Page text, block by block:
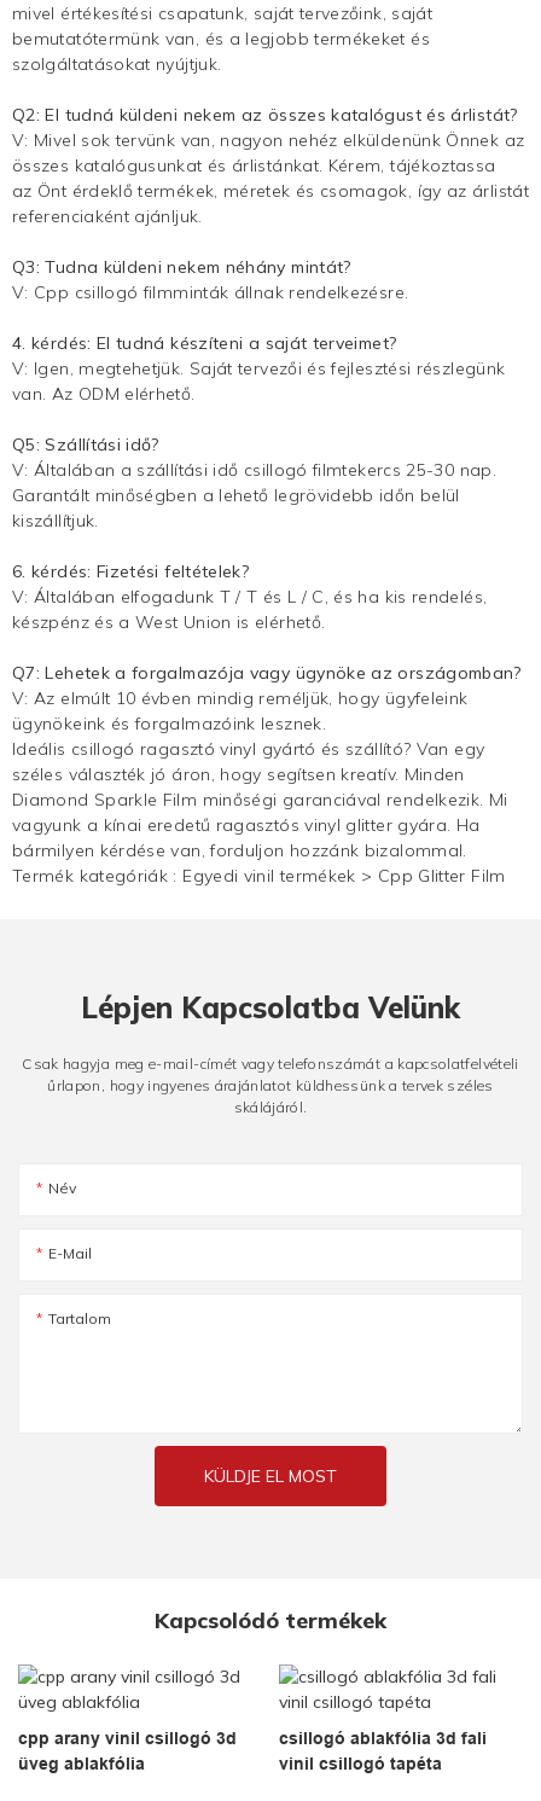
mivel értékesítési csapatunk, saját tervezőink, saját
bemutatótermünk van, és a legjobb termékeket és
szolgáltatásokat nyújtjuk.
Q2: El tudná küldeni nekem az összes katalógust és árlistát?
V: Mivel sok tervünk van, nagyon nehéz elküldenünk Önnek az
összes katalógusunkat és árlistánkat. Kérem, tájékoztassa
az Önt érdeklő termékek, méretek és csomagok, így az árlistát
referenciaként ajánljuk.
Q3: Tudna küldeni nekem néhány mintát?
V: Cpp csillogó filmminták állnak rendelkezésre.
4. kérdés: El tudná készíteni a saját terveimet?
V: Igen, megtehetjük. Saját tervezői és fejlesztési részlegünk
van. Az ODM elérhető.
Q5: Szállítási idő?
V: Általában a szállítási idő csillogó filmtekercs 25-30 nap.
Garantált minőségben a lehető legrövidebb időn belül
kiszállítjuk.
6. kérdés: Fizetési feltételek?
V: Általában elfogadunk T / T és L / C, és ha kis rendelés,
készpénz és a West Union is elérhető.
Q7: Lehetek a forgalmazója vagy ügynöke az országomban?
V: Az elmúlt 10 évben mindig reméljük, hogy ügyfeleink
ügynökeink és forgalmazóink lesznek.
Ideális csillogó ragasztó vinyl gyártó és szállító? Van egy
széles választék jó áron, hogy segítsen kreatív. Minden
Diamond Sparkle Film minőségi garanciával rendelkezik. Mi
vagyunk a kínai eredetű ragasztós vinyl glitter gyára. Ha
bármilyen kérdése van, forduljon hozzánk bizalommal.
Termék kategóriák : Egyedi vinil termékek > Cpp Glitter Film
Lépjen Kapcsolatba Velünk
Csak hagyja meg e-mail-címét vagy telefonszámát a kapcsolatfelvételi
űrlapon, hogy ingyenes árajánlatot küldhessünk a tervek széles
skálájáról.
Név
E-Mail
Tartalom
KÜLDJE EL MOST
Kapcsolódó termékek
cpp arany vinil csillogó 3d
üveg ablakfólia
csillogó ablakfólia 3d fali
vinil csillogó tapéta